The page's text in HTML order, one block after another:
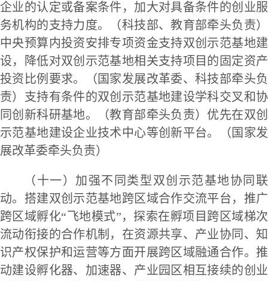
企业的认定或备案条件，加大对具备条件的创业服
务机构的支持力度。（科技部、教育部牵头负责）
中央预算内投资安排专项资金支持双创示范基地建
设，降低对双创示范基地相关支持项目的固定资产
投资比例要求。（国家发展改革委、科技部牵头负
责）支持有条件的双创示范基地建设学科交叉和协
同创新科研基地。（教育部牵头负责）优先在双创
示范基地建设企业技术中心等创新平台。（国家发
展改革委牵头负责）
（十一）加强不同类型双创示范基地协同联
动。搭建双创示范基地跨区域合作交流平台，推广
跨区域孵化“飞地模式”，探索在孵项目跨区域梯次
流动衔接的合作机制，在资源共享、产业协同、知
识产权保护和运营等方面开展跨区域融通合作。推
动建设孵化器、加速器、产业园区相互接续的创业